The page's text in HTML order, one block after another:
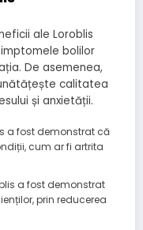
ale Loroblis
bolilor
De asemenea,
calitatea
și anxietății.
a fost demonstrat că
cum ar fi artrita
a fost demonstrat
prin reducerea